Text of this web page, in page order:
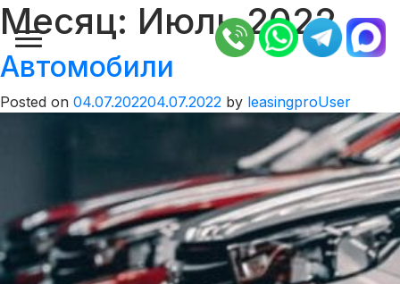
Месяц: Июль 2022
Автомобили
Posted on 04.07.202204.07.2022 by leasingproUser